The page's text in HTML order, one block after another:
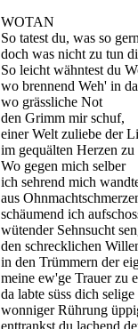
WOTAN
So tatest du, was so
doch was nicht zu tun
So leicht wähntest du
wo brennend Weh' in
wo grässliche Not
den Grimm mir schuf,
einer Welt zuliebe der
im gequälten Herzen zu
Wo gegen mich selber
ich sehrend mich
aus
schäumend ich
wütender Sehnsucht
den schrecklichen
in den Trümmern der
meine ew'ge Trauer zu
da labte süss dich
wonniger Rührung
enttrankst du lachend